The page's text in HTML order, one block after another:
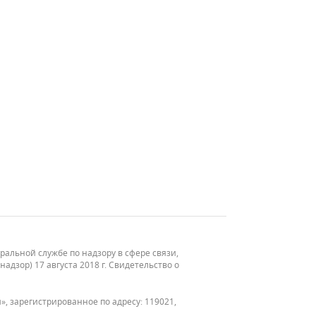
службе по надзору в сфере связи,
17 августа 2018 г. Свидетельство о
зарегистрированное по адресу: 119021,